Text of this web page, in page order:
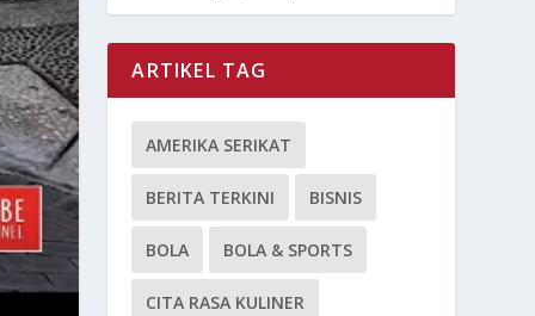
ARTIKEL TAG
AMERIKA SERIKAT
BERITA TERKINI BISNIS
BOLA BOLA & SPORTS
CITA RASA KULINER